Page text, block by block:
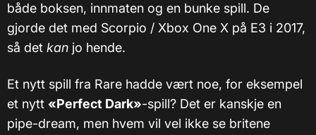
både boksen, innmaten og en bunke spill. De
gjorde det med Scorpio / Xbox One X på E3 i 2017,
så det kan jo hende.
Et nytt spill fra Rare hadde vært noe, for eksempel
et nytt «Perfect Dark»-spill? Det er kanskje en
pipe-dream, men hvem vil vel ikke se britene